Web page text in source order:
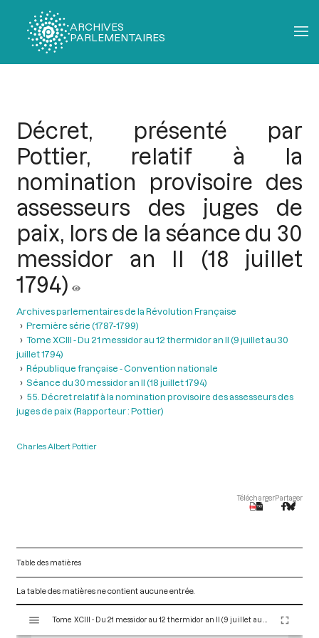
ARCHIVES
PARLEMENTAIRES
Décret, présenté par
Pottier, relatif à la
nomination provisoire des
assesseurs des juges de
paix, lors de la séance du 30
messidor an II (18 juillet
1794)
Archives parlementaires de la Révolution Française
Première série (1787-1799)
Tome XCIII - Du 21 messidor au 12 thermidor an II (9 juillet au 30
juillet 1794)
République française - Convention nationale
Séance du 30 messidor an II (18 juillet 1794)
55. Décret relatif à la nomination provisoire des assesseurs des
juges de paix (Rapporteur : Pottier)
Charles Albert Pottier
TéléchargerPartager
Table des matières
La table des matières ne contient aucune entrée.